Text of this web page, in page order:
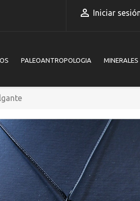
 Iniciar
PALEOANTROPOLOGIA MINERALES